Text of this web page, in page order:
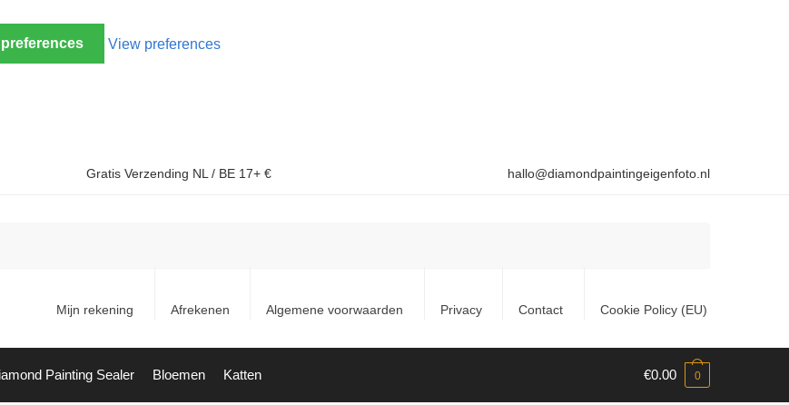
View preferences
Gratis Verzending NL / BE 17+ € hallo@diamondpaintingeigenfoto.nl
Mijn rekening Afrekenen Algemene voorwaarden Privacy Contact Cookie Policy (EU)
Painting Sealer Bloemen Katten €0.00 0